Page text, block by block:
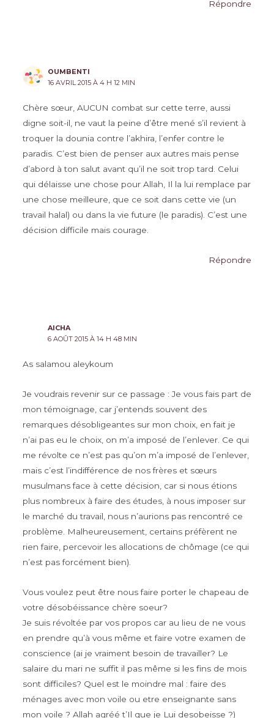
Répondre
OUMBENTI
16 AVRIL 2015 À 4 H 12 MIN
Chère sœur, AUCUN combat sur cette terre, aussi
digne soit-il, ne vaut la peine d’être mené s’il revient à
troquer la dounia contre l’akhira, l’enfer contre le
paradis. C’est bien de penser aux autres mais pense
d’abord à ton salut avant qu’il ne soit trop tard. Celui
qui délaisse une chose pour Allah, Il la lui remplace par
une chose meilleure, que ce soit dans cette vie (un
travail halal) ou dans la vie future (le paradis). C’est une
décision difficile mais courage.
Répondre
AICHA
6 AOÛT 2015 À 14 H 48 MIN
As salamou aleykoum
Je voudrais revenir sur ce passage : Je vous fais part de
mon témoignage, car j’entends souvent des
remarques désobligeantes sur mon choix, en fait je
n’ai pas eu le choix, on m’a imposé de l’enlever. Ce qui
me révolte ce n’est pas qu’on m’a imposé de l’enlever,
mais c’est l’indifférence de nos frères et sœurs
musulmans face à cette décision, car si nous étions
plus nombreux à faire des études, à nous imposer sur
le marché du travail, nous n’aurions pas rencontré ce
problème. Malheureusement, certains préfèrent ne
rien faire, percevoir les allocations de chômage (ce qui
n’est pas forcément bien).
Vous voulez peut être nous faire porter le chapeau de
votre désobéissance chère soeur?
Je suis révoltée par vos propos car au lieu de ne vous
en prendre qu’à vous même et faire votre examen de
conscience (ai je vraiment besoin de travailler? Le
salaire du mari ne suffit il pas même si les fins de mois
sont difficiles? Quel est le moindre mal : faire des
ménages avec mon voile ou etre enseignante sans
mon voile ? Allah agréé t’Il que je Lui desobeisse ?)